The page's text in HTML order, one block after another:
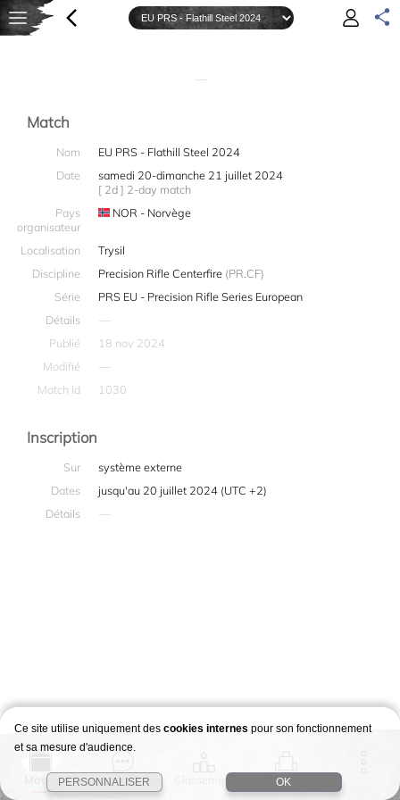
—
Match
Nom
EU PRS - Flathill Steel 2024
Date
samedi 20-dimanche 21 juillet 2024
[ 2d ] 2-day match
Pays
organisateur
NOR - Norvège
Localisation
Trysil
Discipline
Precision Rifle Centerfire (PR.CF)
Série
PRS EU - Precision Rifle Series European
Détails
—
Publié
18 nov 2024
Modifié
—
Match id
1030
Inscription
Sur
système externe
Dates
jusqu'au 20 juillet 2024 (UTC +2)
Détails
—
Match Story Classement Stages
Ce site utilise uniquement des cookies internes pour son fonctionnement
et sa mesure d'audience.
PERSONNALISER OK